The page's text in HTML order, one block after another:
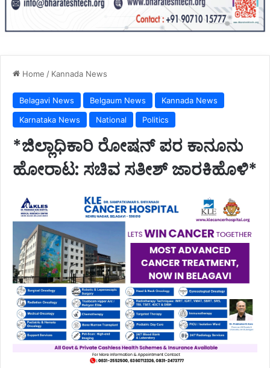
Home / Kannada News
Belagavi News Belgaum News
Kannada News
Karnataka News
National Politics
*ಜಿಲ್ಲಾಧಿಕಾರಿ ರೋಷನ್‌ ಪರ ಕಾನೂನು
ಹೋರಾಟ: ಸಚಿವ ಸತೀಶ್‌ ಜಾರಕಿಹೊಳಿ*